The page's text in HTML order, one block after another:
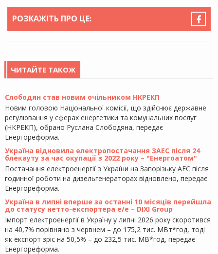
РОЗКАЖІТЬ ПРО ЦЕ:
ЧИТАЙТЕ ТАКОЖ
Слободян став новим очільником НКРЕКП
Новим головою Національної комісії, що здійснює державне
регулювання у сферах енергетики та комунальних послуг
(НКРЕКП), обрано Руслана Слободяна, передає
Енергореформа.
Україна відновила електропостачання ЗАЕС після 24
блекауту за час окупації з 2022 року – "Енергоатом"
Постачання електроенергії з України на Запорізьку АЕС після
годинної роботи на дизельгенераторах відновлено, передає
Енергореформа.
Україна в липні вперше за останні 10 місяців перейшла
до статусу нетто-експортера е/е – DIXI Group
Імпорт електроенергії в Україну у липні 2026 року скоротився
на 40,7% порівняно з червнем – до 175,2 тис. МВт*год, тоді
як експорт зріс на 50,5% – до 232,5 тис. МВ*год, передає
Енергореформа.